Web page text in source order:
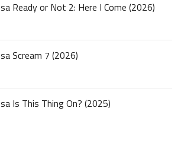
Ready or Not 2: Here I Come (2026)
Scream 7 (2026)
Is This Thing On? (2025)